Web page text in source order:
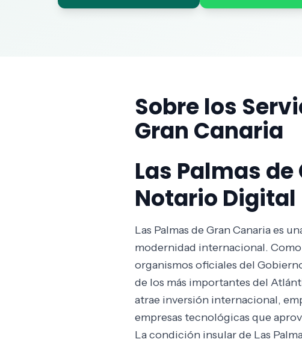
Sobre los
Gran Canaria
Las Palmas
Notario Digital
Las Palmas de Gran Canaria es
modernidad internacional.
organismos oficiales del
de los más importantes del
atrae inversión internacional,
empresas tecnológicas que
La condición insular de Las